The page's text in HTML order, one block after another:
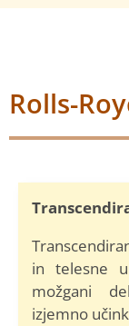
Rolls-
in telesne
možgani
izjemno